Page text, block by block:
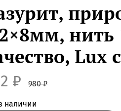
нить
Lux
₽ 980 ₽
наличии